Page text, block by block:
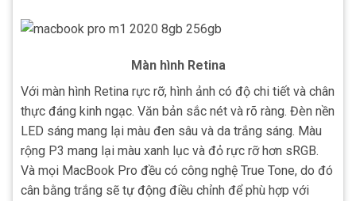
Màn hình Retina
Với màn hình Retina rực rỡ, hình ảnh có độ chi tiết và chân
thực đáng kinh ngạc. Văn bản sắc nét và rõ ràng. Đèn nền
LED sáng mang lại màu đen sâu và da trắng sáng. Màu
rộng P3 mang lại màu xanh lục và đỏ rực rỡ hơn sRGB.
Và mọi MacBook Pro đều có công nghệ True Tone, do đó
cân bằng trắng sẽ tự động điều chỉnh để phù hợp với